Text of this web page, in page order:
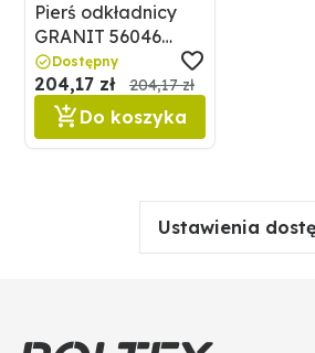
Pierś odkładnicy
GRANIT 56046
PK500103
Dostępny
204,17 zł 204,17 zł
Do koszyka
Ustawienia